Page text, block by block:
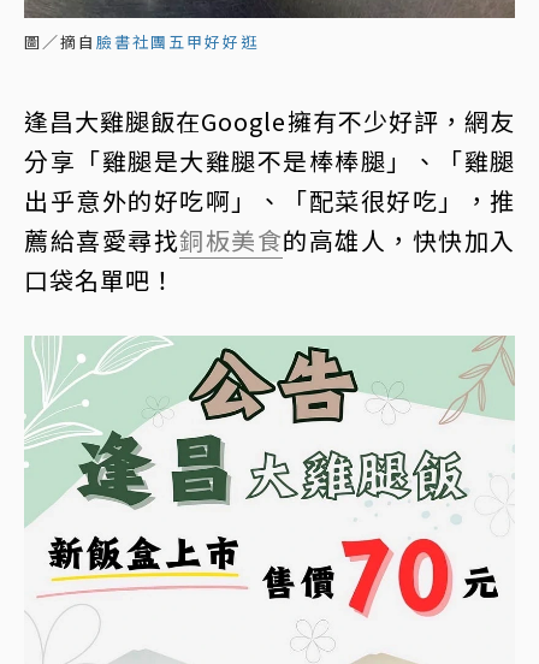
圖／摘自 臉書社團五甲好好逛
逢昌大雞腿飯在Google擁有不少好評，網友
分享「雞腿是大雞腿不是棒棒腿」、「雞腿
出乎意外的好吃啊」、「配菜很好吃」，推
薦給喜愛尋找銅板美食的高雄人，快快加入
口袋名單吧！